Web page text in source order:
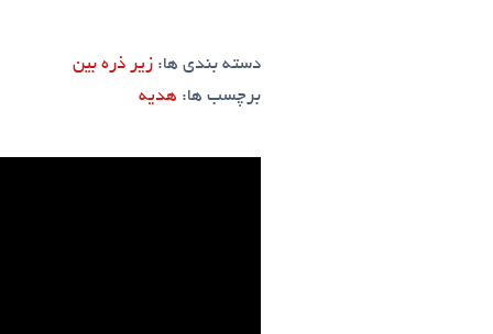
دسته بندی ها: زیر ذره‌ بین
برچسب ها: هدیه